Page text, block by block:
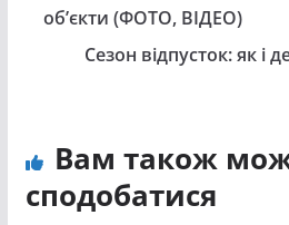
об’єкти (ФОТО, ВІДЕО)
Сезон відпусток: як і
Вам також
сподобатися